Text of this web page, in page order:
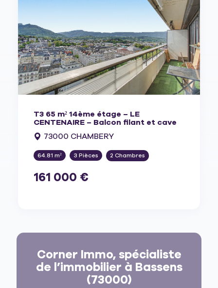
T3 65 m² 14ème étage – LE
CENTENAIRE – Balcon filant et cave
73000 CHAMBERY
64.81 m² 3 Pièces 2 Chambres
161 000 €
Corner Immo, spécialiste
de l’immobilier à Bassens
(73000)